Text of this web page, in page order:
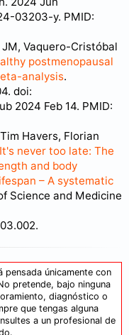
03203-y. PMID:
Vaquero-Cristóbal
postmenopausal
analysis.
doi:
2024 Feb 14. PMID:
Havers, Florian
It's never too late: The
and body
– A systematic
Science and Medicine
pensada únicamente con
pretende, bajo ninguna
diagnóstico o
que tengas alguna
a un profesional de